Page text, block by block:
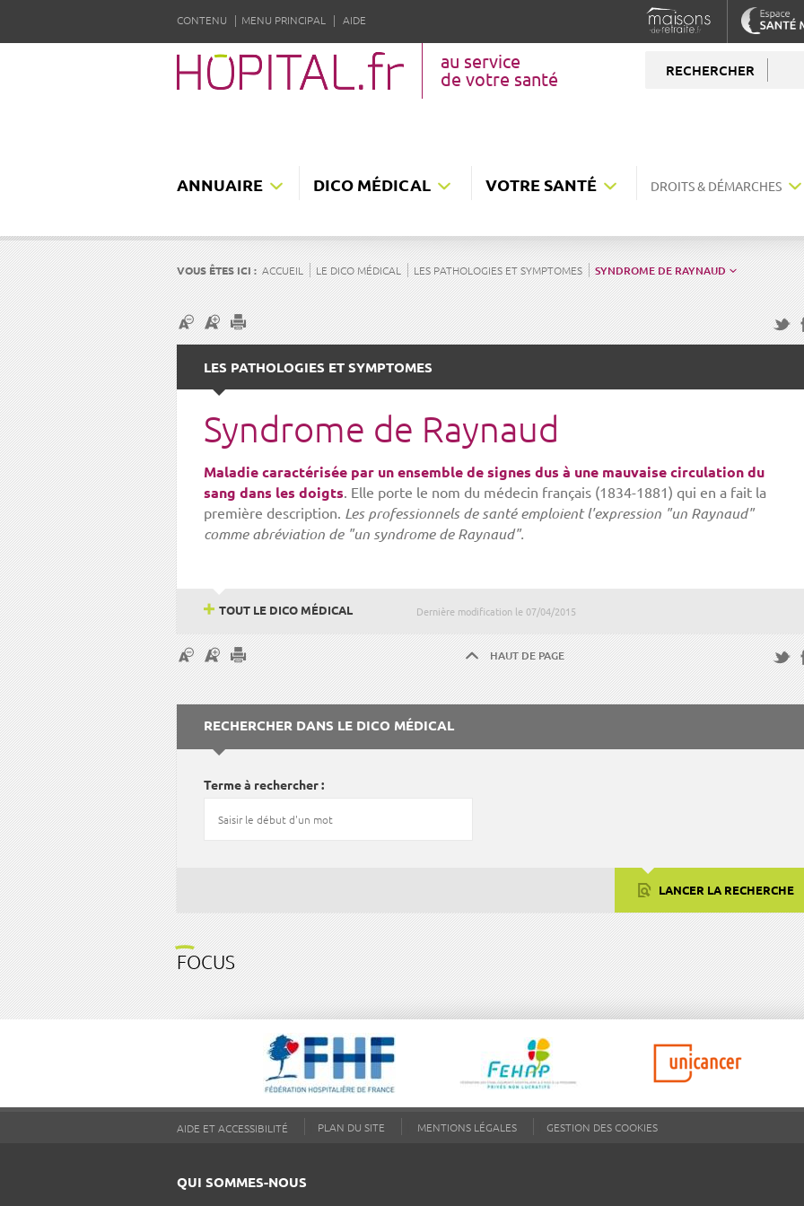
CONTENU MENU PRINCIPAL AIDE
au service
de votre santé
RECHERCHER
ANNUAIRE DICO MÉDICAL VOTRE SANTÉ DROITS & DÉMARCHES
VOUS ÊTES ICI : ACCUEIL LE DICO MÉDICAL LES PATHOLOGIES ET SYMPTOMES SYNDROME DE RAYNAUD
LES PATHOLOGIES ET SYMPTOMES
Syndrome de Raynaud
Maladie caractérisée par un ensemble de signes dus à une mauvaise circulation du
sang dans les doigts. Elle porte le nom du médecin français (1834-1881) qui en a fait la
première description. Les professionnels de santé emploient l'expression "un Raynaud"
comme abréviation de "un syndrome de Raynaud".
Dernière modification le 07/04/2015
TOUT LE DICO MÉDICAL
HAUT DE PAGE
RECHERCHER DANS LE DICO MÉDICAL
Terme à rechercher
LANCER LA RECHERCHE
FOCUS
AIDE ET ACCESSIBILITÉ PLAN DU SITE MENTIONS LÉGALES GESTION DES COOKIES
QUI SOMMES-NOUS